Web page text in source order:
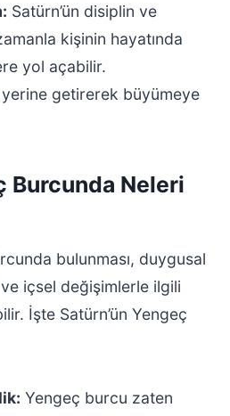
Satürn’ün disiplin ve
kişinin hayatında
yol açabilir.
yerine getirerek büyümeye
Burcunda Neleri
bulunması, duygusal
içsel değişimlerle ilgili
İşte Satürn’ün Yengeç
Yengeç burcu zaten